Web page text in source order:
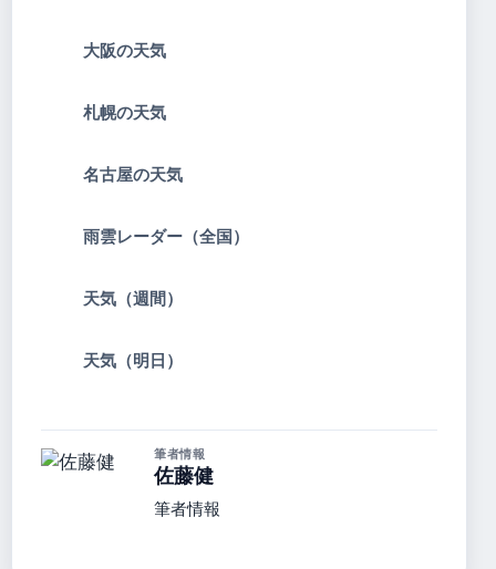
大阪の天気
札幌の天気
名古屋の天気
雨雲レーダー（全国）
天気（週間）
天気（明日）
筆者情報
佐藤健
筆者情報